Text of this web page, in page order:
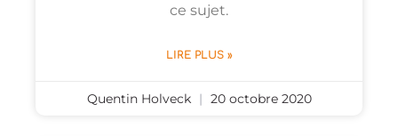
ce sujet.
LIRE PLUS »
Quentin Holveck 20 octobre 2020